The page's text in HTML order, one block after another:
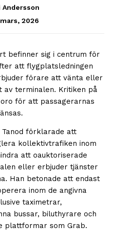
Andersson
2026
befinner sig i centrum för
att flygplatsledningen
förare att vänta eller
terminalen. Kritiken på
för att passagerarnas
förklarade att
kollektivtrafiken inom
att oauktoriserade
eller erbjuder tjänster
Han betonade att endast
inom de angivna
taximetrar,
bussar, biluthyrare och
plattformar som Grab.